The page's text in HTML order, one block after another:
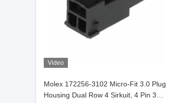
Video
Molex 172256-3102 Micro-Fit 3.0 Plug
Housing Dual Row 4 Sirkuit, 4 Pin 3